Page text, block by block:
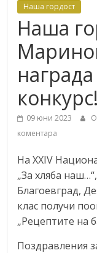
Наша гордост
Наша
конкурс!
09 юни 2023
коментара
На XXIV
„За хляба
Благоевград,
клас получи
„Рецептите на
Поздравления